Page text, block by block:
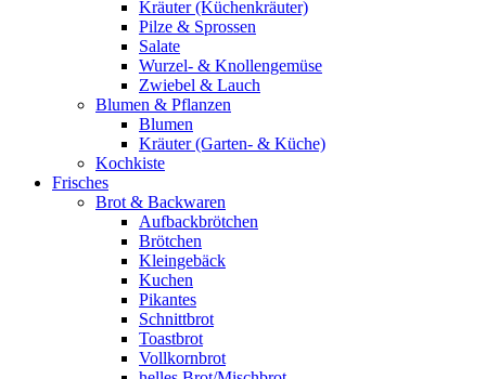
Kräuter (Küchenkräuter)
Pilze & Sprossen
Salate
Wurzel- & Knollengemüse
Zwiebel & Lauch
Blumen & Pflanzen
Blumen
Kräuter (Garten- & Küche)
Kochkiste
Frisches
Brot & Backwaren
Aufbackbrötchen
Brötchen
Kleingebäck
Kuchen
Pikantes
Schnittbrot
Toastbrot
Vollkornbrot